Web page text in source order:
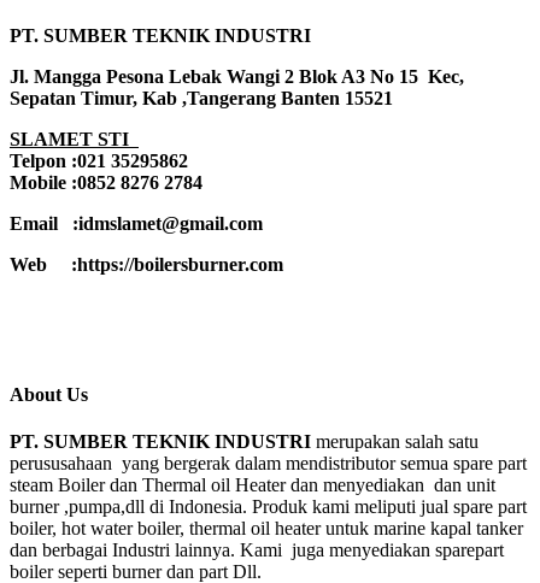
PT. SUMBER TEKNIK INDUSTRI
Jl. Mangga Pesona Lebak Wangi 2 Blok A3 No 15 Kec,
Sepatan Timur, Kab ,Tangerang Banten 15521
SLAMET STI
Telpon :021 35295862
Mobile :0852 8276 2784
Email :idmslamet@gmail.com
Web :https://boilersburner.com
About Us
PT. SUMBER TEKNIK INDUSTRI merupakan salah satu
perususahaan yang bergerak dalam mendistributor semua spare part
steam Boiler dan Thermal oil Heater dan menyediakan dan unit
burner ,pumpa,dll di Indonesia. Produk kami meliputi jual spare part
boiler, hot water boiler, thermal oil heater untuk marine kapal tanker
dan berbagai Industri lainnya. Kami juga menyediakan sparepart
boiler seperti burner dan part Dll.